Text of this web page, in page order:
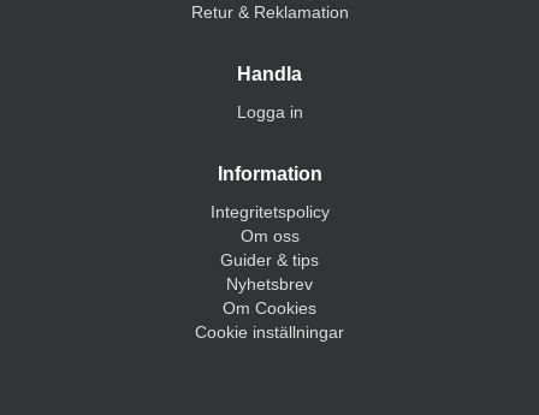
Retur & Reklamation
Handla
Logga in
Information
Integritetspolicy
Om oss
Guider & tips
Nyhetsbrev
Om Cookies
Cookie inställningar